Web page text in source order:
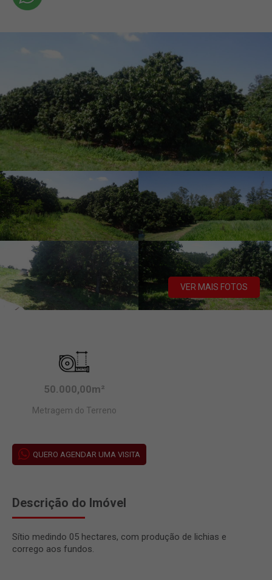
VER MAIS FOTOS
50.000,00m²
Metragem do Terreno
QUERO AGENDAR UMA VISITA
Descrição do Imóvel
Sítio medindo 05 hectares, com produção de lichias e
corrego aos fundos.